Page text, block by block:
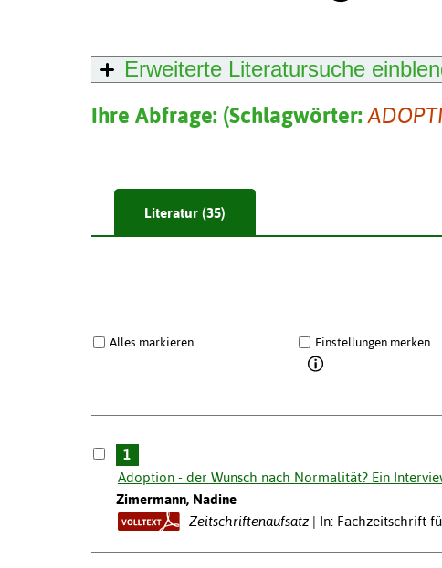
Erweiterte Literatursuche
Ihre Abfrage: (Schlagwörter:
Literatur (35)
Alles markieren Einstellungen merken
1
Adoption - der Wunsch nach Normalität? Ein
Zimermann, Nadine
Zeitschriftenaufsatz
In: Fachzeitschrift